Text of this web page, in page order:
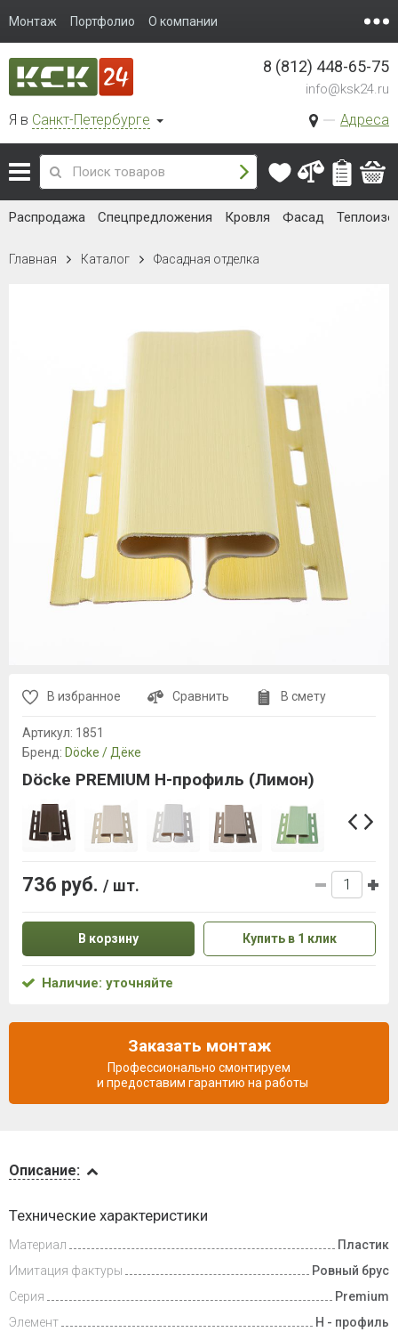
Монтаж Портфолио О компании
Я в Санкт-Петербурге Адреса
8 (812) 448-65-75
info@ksk24.ru
Распродажа Спецпредложения Кровля Фасад
Главная Каталог Фасадная отделка
и оплата
Описание:
Технические характеристики
Материал
Пластик
Имитация фактуры
Ровный брус
Серия
Premium
Элемент
Н - профиль
В избранное Сравнить В смету
Артикул: 1851
Бренд: Döcke / Дёке
Döcke PREMIUM H-профиль (Лимон)
736 руб. / шт.
В корзину Купить в 1 клик
Наличие: уточняйте
Заказать монтаж
Профессионально смонтируем
и предоставим гарантию на работы